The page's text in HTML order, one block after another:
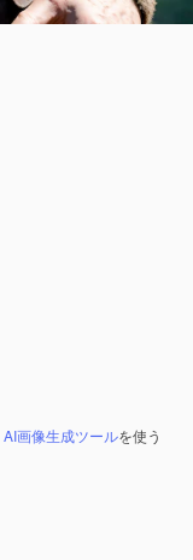
AI画像生成ツールを使う